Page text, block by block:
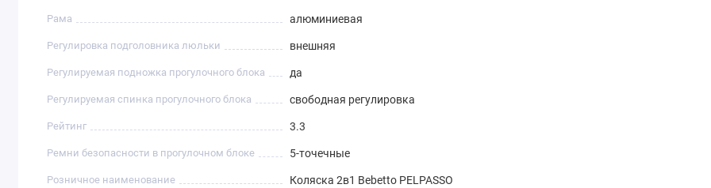
Рама алюминиевая
Регулировка подголовника люльки внешняя
Регулируемая подножка прогулочного блока да
Регулируемая спинка прогулочного блока свободная регулировка
Рейтинг 3.3
Ремни безопасности в прогулочном блоке 5-точечные
Розничное наименование Коляска 2в1 Bebetto PELPASSO